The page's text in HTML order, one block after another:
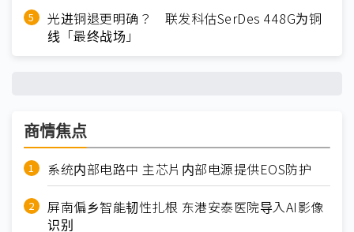
光进铜退更明确？ 联发科估SerDes 448G为铜
线「最终战场」
商情焦点
系统内部电路中 主芯片内部电源提供EOS防护
屏南偏乡智能韧性扎根 东港安泰医院导入AI影像
识别